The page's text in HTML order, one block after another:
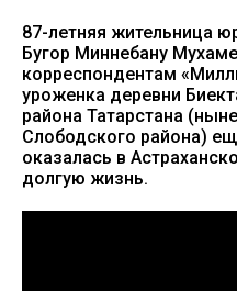
87-летняя жительница
Бугор Миннебану
корреспондентам
уроженка деревни
района Татарстана
Слободского района)
оказалась в
долгую жизнь.